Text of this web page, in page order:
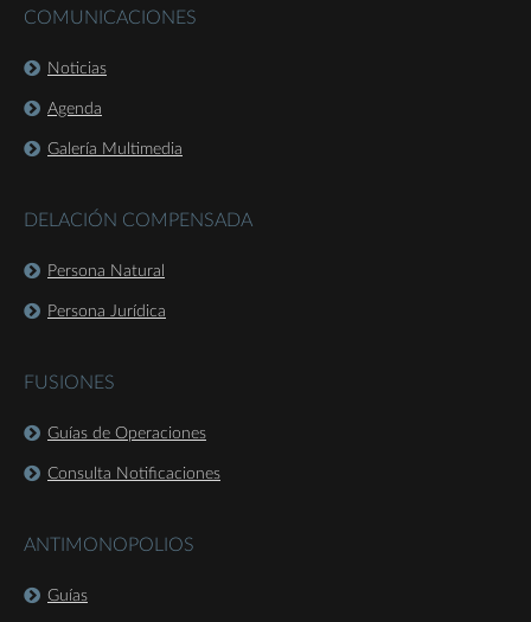
COMUNICACIONES
Noticias
Agenda
Galería Multimedia
DELACIÓN COMPENSADA
Persona Natural
Persona Jurídica
FUSIONES
Guías de Operaciones
Consulta Notificaciones
ANTIMONOPOLIOS
Guías